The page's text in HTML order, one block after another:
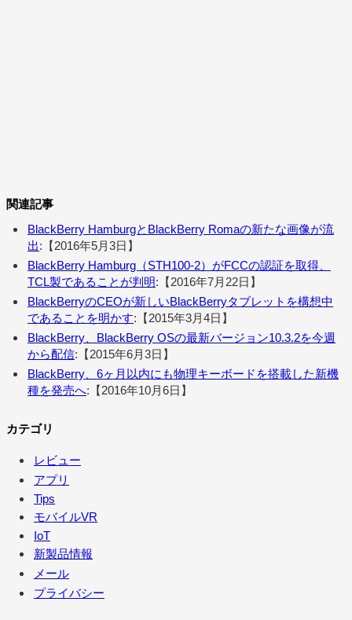
関連記事
BlackBerry HamburgとBlackBerry Romaの新たな画像が流
出:【2016年5月3日】
BlackBerry Hamburg（STH100-2）がFCCの認証を取得、
TCL製であることが判明:【2016年7月22日】
BlackBerryのCEOが新しいBlackBerryタブレットを構想中
であることを明かす:【2015年3月4日】
BlackBerry、BlackBerry OSの最新バージョン10.3.2を今週
から配信:【2015年6月3日】
BlackBerry、6ヶ月以内にも物理キーボードを搭載した新機
種を発売へ:【2016年10月6日】
カテゴリ
レビュー
アプリ
Tips
モバイルVR
IoT
新製品情報
メール
プライバシー